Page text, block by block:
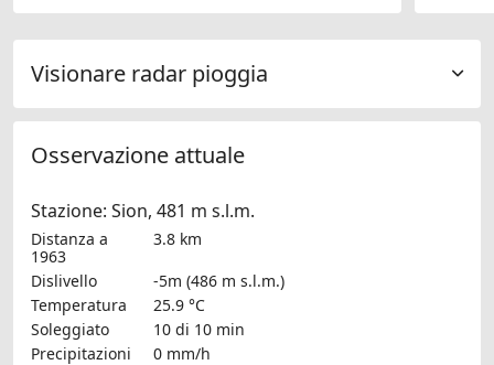
Visionare radar pioggia
Osservazione attuale
Stazione: Sion, 481 m s.l.m.
Distanza a
1963
3.8 km
Dislivello
-5m (486 m s.l.m.)
Temperatura
25.9 °C
Soleggiato
10 di 10 min
Precipitazioni
0 mm/h